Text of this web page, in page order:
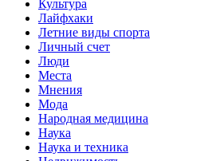
Культура
Лайфхаки
Летние виды спорта
Личный счет
Люди
Места
Мнения
Мода
Народная медицина
Наука
Наука и техника